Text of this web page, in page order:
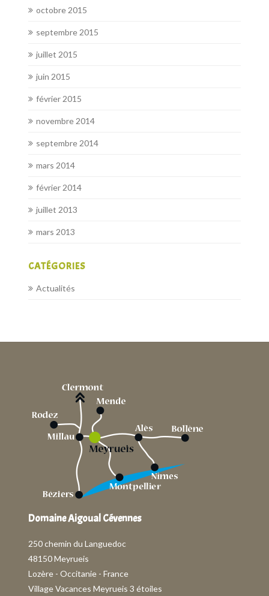
octobre 2015
septembre 2015
juillet 2015
juin 2015
février 2015
novembre 2014
septembre 2014
mars 2014
février 2014
juillet 2013
mars 2013
CATÉGORIES
Actualités
Domaine Aigoual Cévennes
250 chemin du Languedoc
48150 Meyrueis
Lozère - Occitanie - France
Village Vacances Meyrueis 3 étoiles